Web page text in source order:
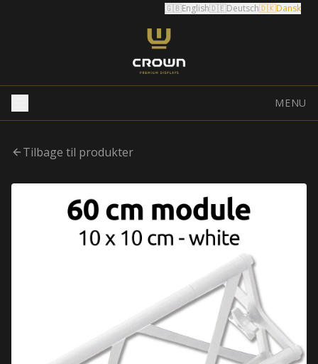
🇬🇧English🇩🇪Deutsch🇩🇰Dansk
MENU
Tilbage til produkter